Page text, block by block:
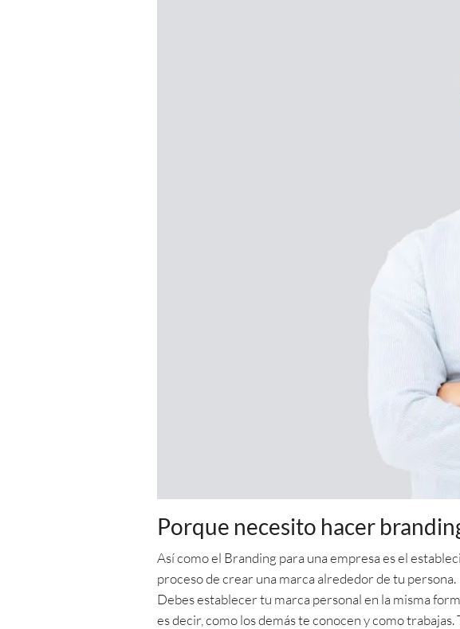
Porque necesito hacer
Así como el Branding para una empresa es el
proceso de crear una marca alrededor de tu persona.
Debes establecer tu marca personal en la misma
es decir, como los demás te conocen y como